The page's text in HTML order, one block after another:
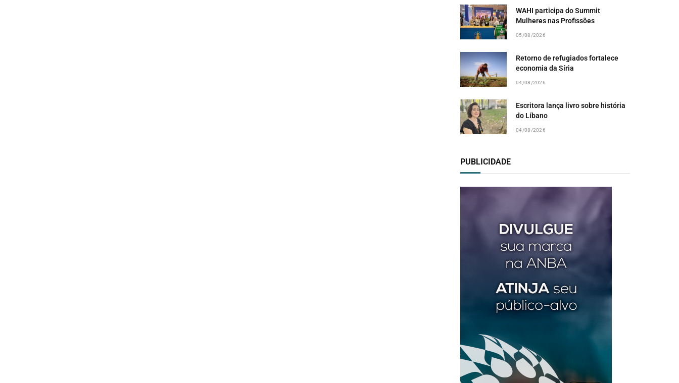
WAHI participa do Summit
Mulheres nas Profissões
05/08/2026
Retorno de refugiados fortalece
economia da Síria
04/08/2026
Escritora lança livro sobre história
do Líbano
04/08/2026
PUBLICIDADE